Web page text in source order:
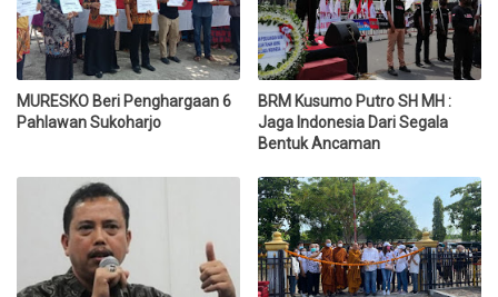
MURESKO Beri Penghargaan 6
Pahlawan Sukoharjo
BRM Kusumo Putro SH MH :
Jaga Indonesia Dari Segala
Bentuk Ancaman